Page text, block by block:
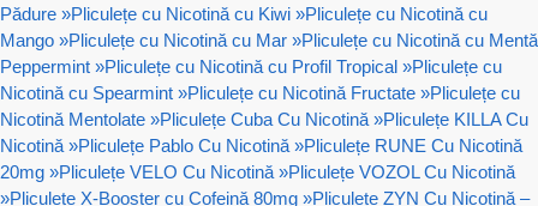
Pădure »Pliculețe cu Nicotină cu Kiwi »Pliculețe cu Nicotină cu
Mango »Pliculețe cu Nicotină cu Mar »Pliculețe cu Nicotină cu Mentă
Peppermint »Pliculețe cu Nicotină cu Profil Tropical »Pliculețe cu
Nicotină cu Spearmint »Pliculețe cu Nicotină Fructate »Pliculețe cu
Nicotină Mentolate »Pliculețe Cuba Cu Nicotină »Pliculețe KILLA Cu
Nicotină »Pliculețe Pablo Cu Nicotină »Pliculețe RUNE Cu Nicotină
20mg »Pliculețe VELO Cu Nicotină »Pliculețe VOZOL Cu Nicotină
»Pliculețe X-Booster cu Cofeină 80mg »Pliculețe ZYN Cu Nicotină –